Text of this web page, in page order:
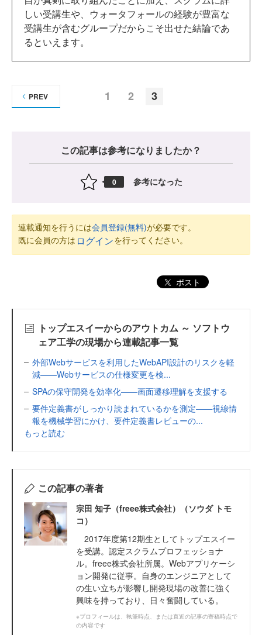
しい受講生や、ウォータフォールの経験が豊富な
受講生が含むグループだからこそ出せた結論であ
るといえます。
1 2 3
PREV
この記事は参考になりましたか？
0 参考になった
連載通知を行うには会員登録(無料)が必要です。
既に会員の方は ログインを行ってください。
ポスト
トップエスイーからのアウトカム ～ ソフトウ
ェア工学の現場から連載記事一覧
外部Webサービスを利用したWebAPI設計のリスクを軽
減――Webサービスの仕様変更を検...
SPAの保守開発を効率化――画面遷移理解を支援する
要件定義書がしっかり読まれているかを測定――視線情
報を機械学習にかけ、要件定義書レビューの...
もっと読む
この記事の著者
宗田 知子（freee株式会社）（ソウダ トモ
コ）
2017年度第12期生としてトップエスイー
を受講。認定スクラムプロフェッショナ
ル。freee株式会社所属。Webアプリケーシ
ョン開発に従事。自身のエンジニアとして
の生い立ちが影響し開発現場の改善に強く
興味を持っており、日々奮闘している。
※プロフィールは、執筆時点、または直近の記事の寄稿時点で
の内容です